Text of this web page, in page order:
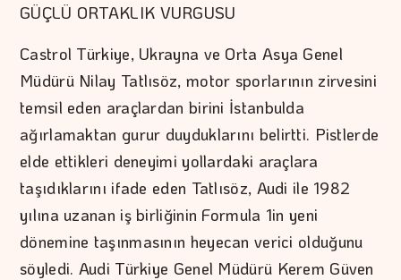
GÜÇLÜ ORTAKLIK VURGUSU
Castrol Türkiye, Ukrayna ve Orta Asya Genel
Müdürü Nilay Tatlısöz, motor sporlarının zirvesini
temsil eden araçlardan birini İstanbulda
ağırlamaktan gurur duyduklarını belirtti. Pistlerde
elde ettikleri deneyimi yollardaki araçlara
taşıdıklarını ifade eden Tatlısöz, Audi ile 1982
yılına uzanan iş birliğinin Formula 1in yeni
dönemine taşınmasının heyecan verici olduğunu
söyledi. Audi Türkiye Genel Müdürü Kerem Güven